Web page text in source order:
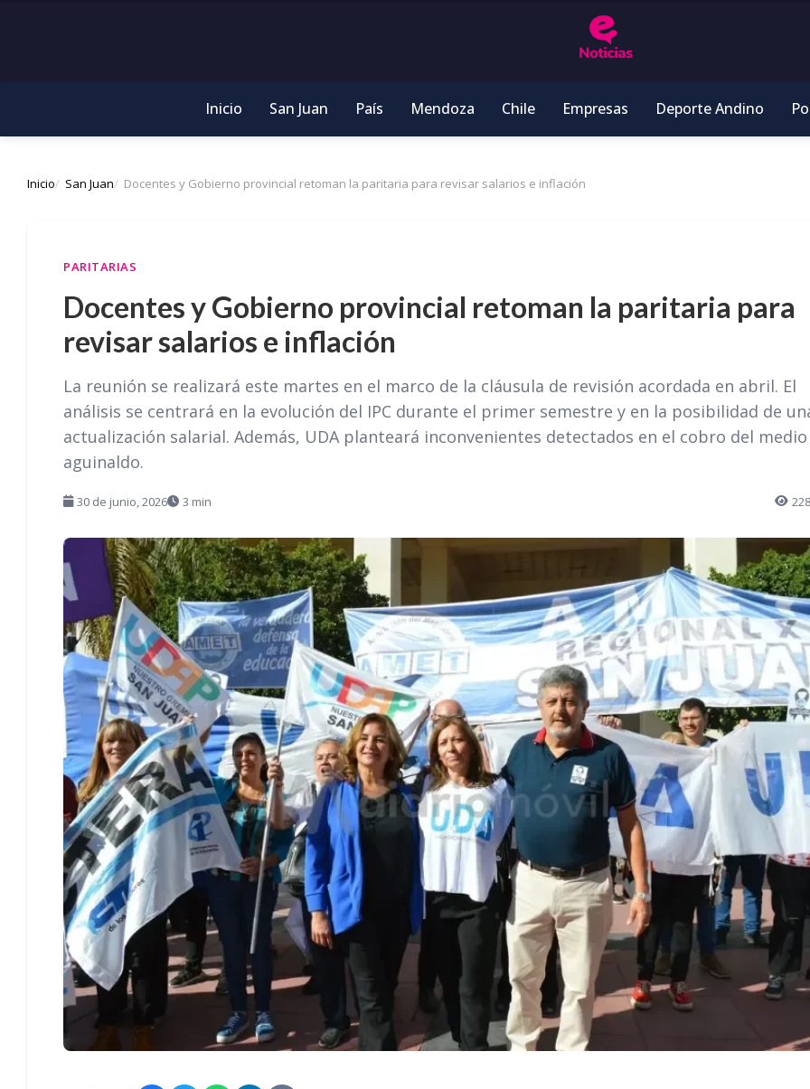
Inicio San Juan País Mendoza Chile Empresas Deporte Andino
Inicio San Juan Docentes y Gobierno provincial retoman la paritaria para revisar salarios e inflación
PARITARIAS
Docentes y Gobierno provincial retoman la paritaria para
revisar salarios e inflación
La reunión se realizará este martes en el marco de la cláusula de revisión acordada en abril. El
análisis se centrará en la evolución del IPC durante el primer semestre y en la posibilidad de
actualización salarial. Además, UDA planteará inconvenientes detectados en el cobro del medio
aguinaldo.
30 de junio, 2026 3 min 228